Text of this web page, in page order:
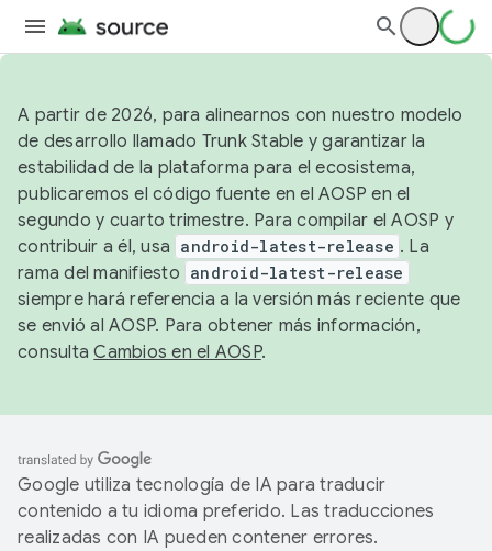
A partir de 2026, para alinearnos con nuestro modelo
de desarrollo llamado Trunk Stable y garantizar la
estabilidad de la plataforma para el ecosistema,
publicaremos el código fuente en el AOSP en el
segundo y cuarto trimestre. Para compilar el AOSP y
contribuir a él, usa android-latest-release . La
rama del manifiesto android-latest-release
siempre hará referencia a la versión más reciente que
se envió al AOSP. Para obtener más información,
consultaCambios en el AOSP.
Google utiliza tecnología de IA para traducir
contenido a tu idioma preferido. Las traducciones
realizadas con IA pueden contener errores.